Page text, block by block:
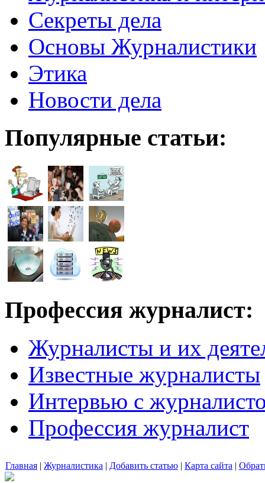
Секреты дела
Основы Журналистики
Этика
Новости дела
Популярные статьи:
Профессия журналист:
Журналисты и их
Известные журналисты
Интервью с
Профессия журналист
Главная | Журналистика | Добавить статью | Карта сайта |